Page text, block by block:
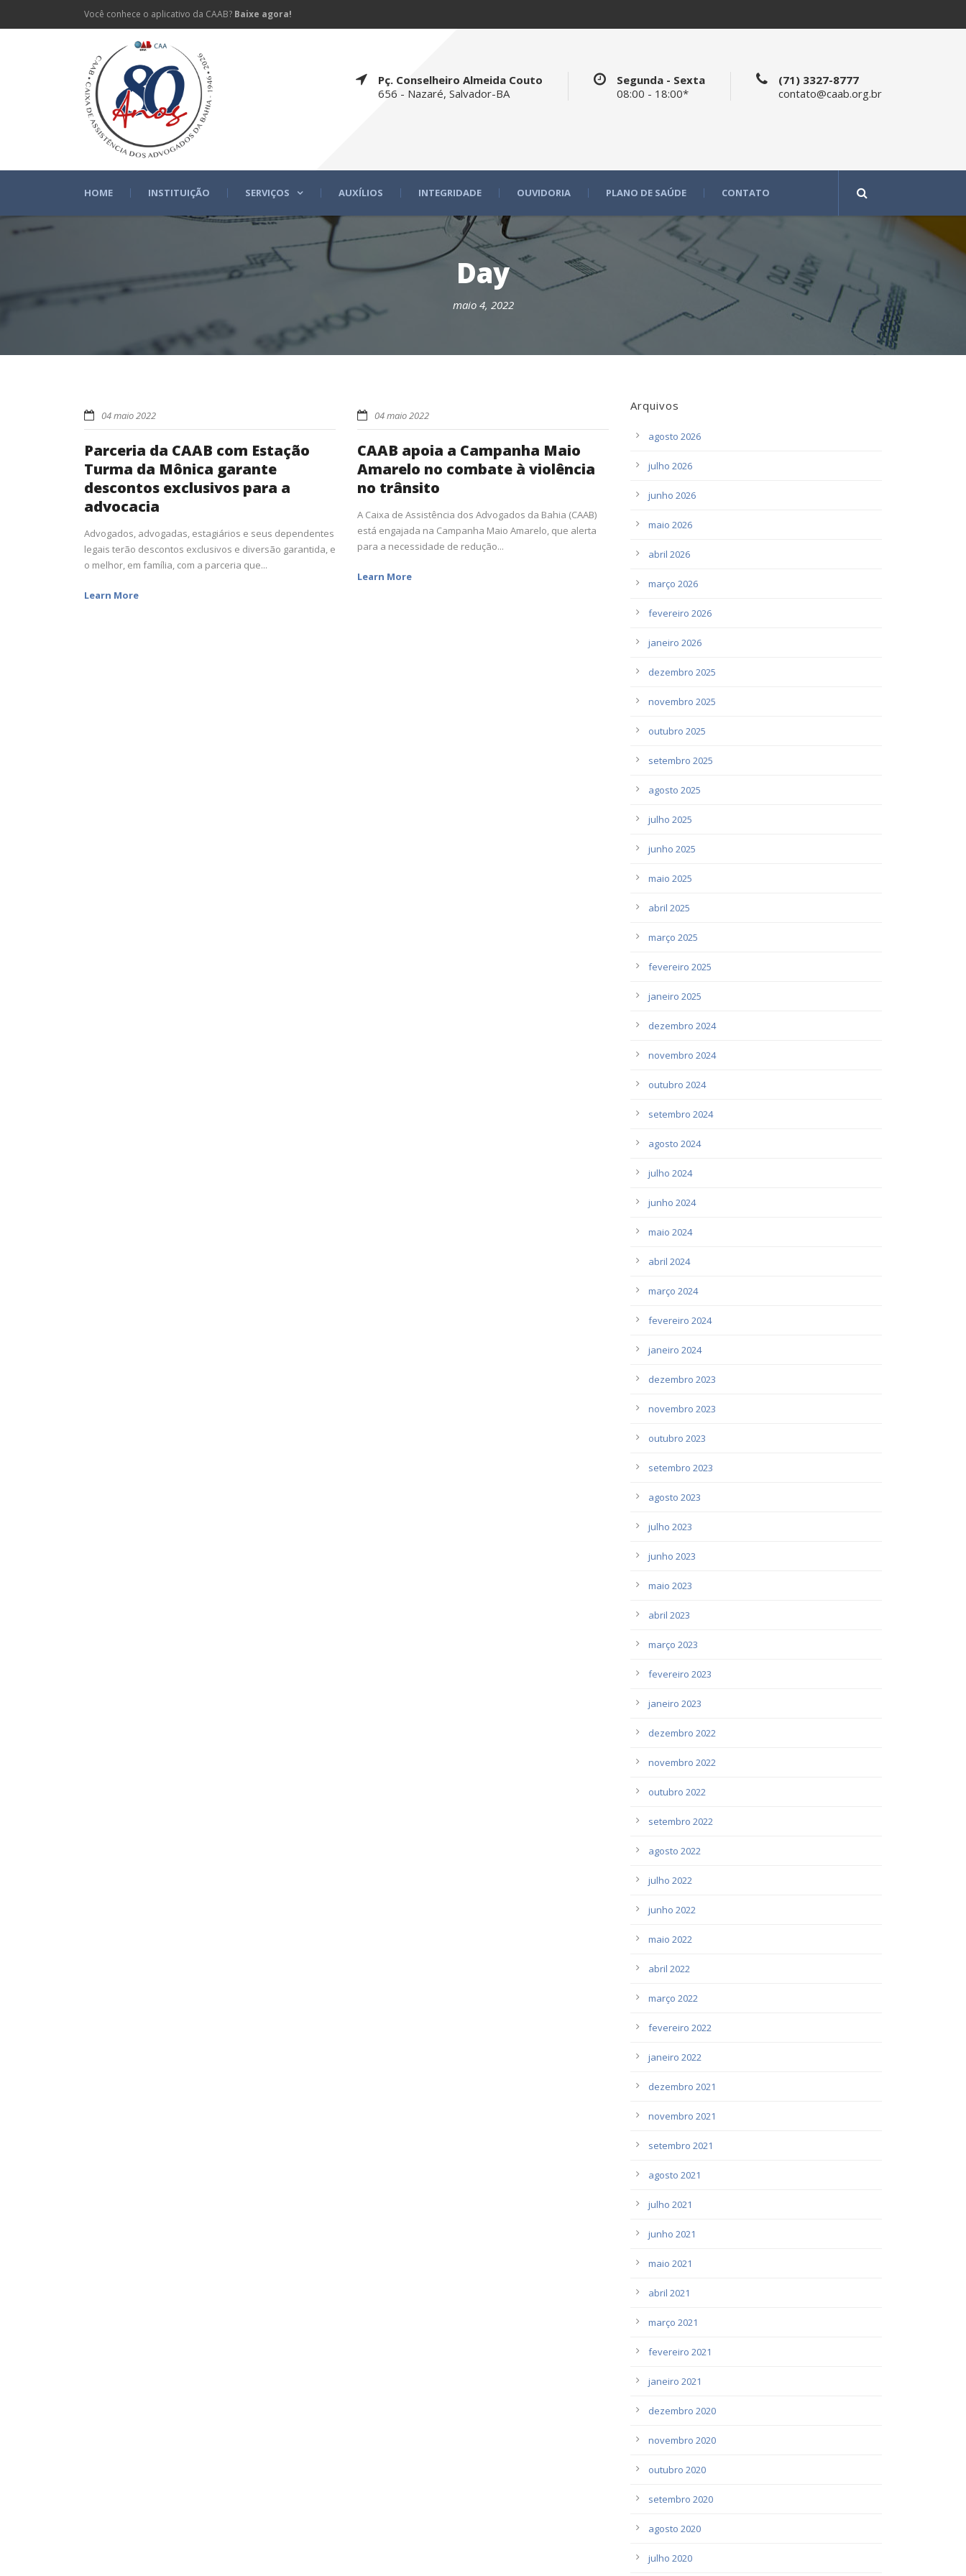
Você conhece o aplicativo da CAAB? Baixe agora!
Pç. Conselheiro Almeida Couto
656 - Nazaré, Salvador-BA
Segunda - Sexta
08:00 - 18:00*
(71) 3327-8777
contato@caab.org.br
HOME INSTITUIÇÃO SERVIÇOS AUXÍLIOS INTEGRIDADE OUVIDORIA PLANO DE SAÚDE CONTATO
Day
maio 4, 2022
04 maio 2022
Parceria da CAAB com Estação
Turma da Mônica garante
descontos exclusivos para a
advocacia
Advogados, advogadas, estagiários e seus dependentes
legais terão descontos exclusivos e diversão garantida, e
o melhor, em família, com a parceria que...
Learn More
04 maio 2022
CAAB apoia a Campanha Maio
Amarelo no combate à violência
no trânsito
A Caixa de Assistência dos Advogados da Bahia (CAAB)
está engajada na Campanha Maio Amarelo, que alerta
para a necessidade de redução...
Learn More
Arquivos
agosto 2026
julho 2026
junho 2026
maio 2026
abril 2026
março 2026
fevereiro 2026
janeiro 2026
dezembro 2025
novembro 2025
outubro 2025
setembro 2025
agosto 2025
julho 2025
junho 2025
maio 2025
abril 2025
março 2025
fevereiro 2025
janeiro 2025
dezembro 2024
novembro 2024
outubro 2024
setembro 2024
agosto 2024
julho 2024
junho 2024
maio 2024
abril 2024
março 2024
fevereiro 2024
janeiro 2024
dezembro 2023
novembro 2023
outubro 2023
setembro 2023
agosto 2023
julho 2023
junho 2023
maio 2023
abril 2023
março 2023
fevereiro 2023
janeiro 2023
dezembro 2022
novembro 2022
outubro 2022
setembro 2022
agosto 2022
julho 2022
junho 2022
maio 2022
abril 2022
março 2022
fevereiro 2022
janeiro 2022
dezembro 2021
novembro 2021
setembro 2021
agosto 2021
julho 2021
junho 2021
maio 2021
abril 2021
março 2021
fevereiro 2021
janeiro 2021
dezembro 2020
novembro 2020
outubro 2020
setembro 2020
agosto 2020
julho 2020